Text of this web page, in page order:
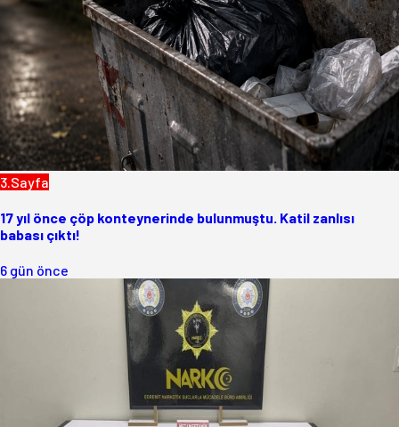
3.Sayfa
17 yıl önce çöp konteynerinde bulunmuştu. Katil zanlısı
babası çıktı!
6 gün önce